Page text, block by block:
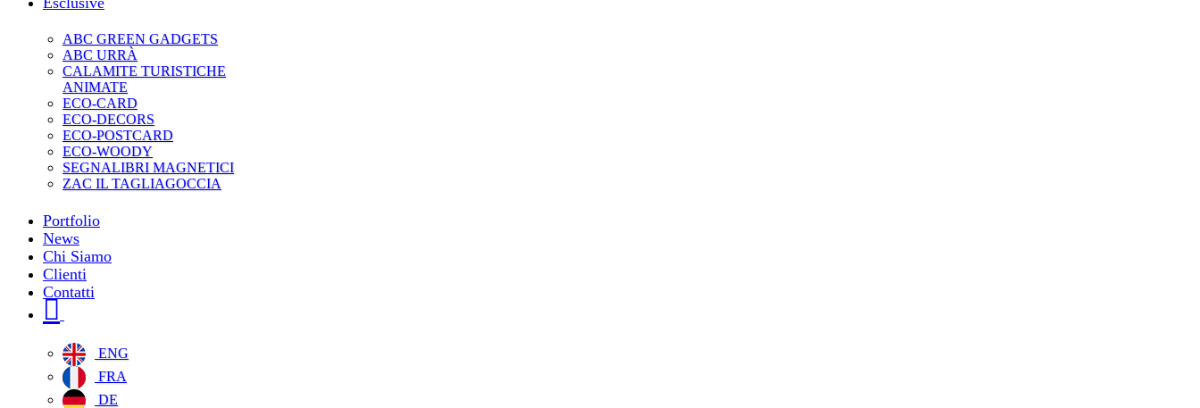
ABC GREEN GADGETS
ABC URRÀ
CALAMITE TURISTICHE
ANIMATE
ECO-CARD
ECO-DECORS
ECO-POSTCARD
ECO-WOODY
SEGNALIBRI MAGNETICI
ZAC IL TAGLIAGOCCIA
Portfolio
News
Chi Siamo
Clienti
Contatti
ENG
FRA
DE